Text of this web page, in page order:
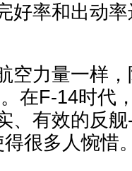
好率和出动
空力量一样
在F-14时代
、有效的反
很多人惋惜